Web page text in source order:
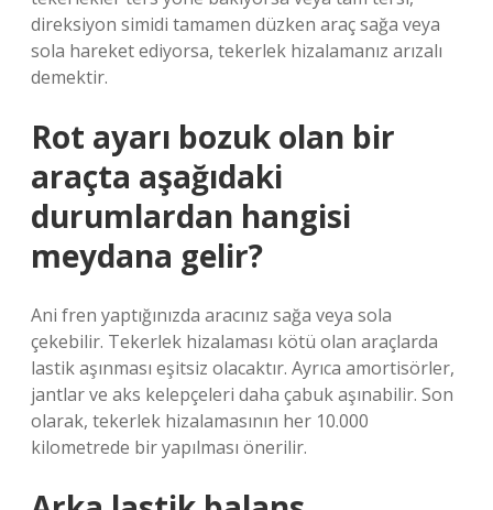
direksiyon simidi tamamen düzken araç sağa veya
sola hareket ediyorsa, tekerlek hizalamanız arızalı
demektir.
Rot ayarı bozuk olan bir
araçta aşağıdaki
durumlardan hangisi
meydana gelir?
Ani fren yaptığınızda aracınız sağa veya sola
çekebilir. Tekerlek hizalaması kötü olan araçlarda
lastik aşınması eşitsiz olacaktır. Ayrıca amortisörler,
jantlar ve aks kelepçeleri daha çabuk aşınabilir. Son
olarak, tekerlek hizalamasının her 10.000
kilometrede bir yapılması önerilir.